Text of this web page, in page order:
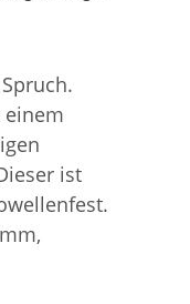
einem
ist